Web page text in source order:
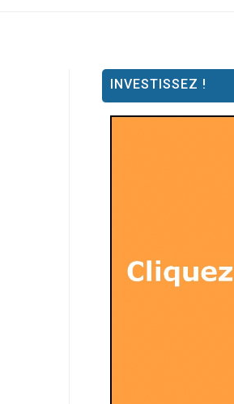
INVESTISSEZ !